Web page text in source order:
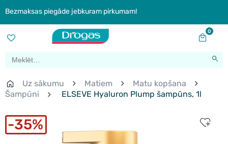
Bezmaksas piegāde jebkuram pirkumam!
0
Uz sākumu Matiem
Matu kopšana
Šampūni
ELSEVE Hyaluron Plump šampūns, 1l
35%